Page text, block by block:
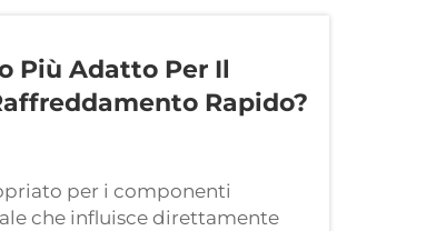
Più Adatto Per Il
Rapido?
per i componenti
che influisce direttamente